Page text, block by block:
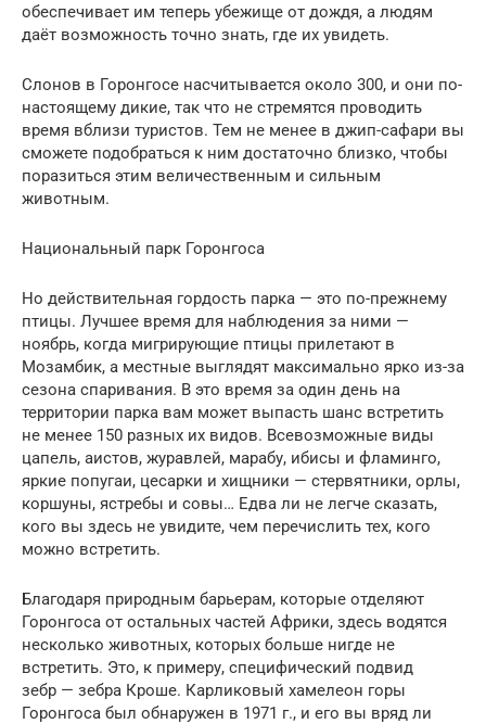
обеспечивает им теперь убежище от дождя, а людям
даёт возможность точно знать, где их увидеть.
Слонов в Горонгосе насчитывается около 300, и они по-
настоящему дикие, так что не стремятся проводить
время вблизи туристов. Тем не менее в джип-сафари вы
сможете подобраться к ним достаточно близко, чтобы
поразиться этим величественным и сильным
животным.
Национальный парк Горонгоса
Но действительная гордость парка — это по-прежнему
птицы. Лучшее время для наблюдения за ними —
ноябрь, когда мигрирующие птицы прилетают в
Мозамбик, а местные выглядят максимально ярко из-за
сезона спаривания. В это время за один день на
территории парка вам может выпасть шанс встретить
не менее 150 разных их видов. Всевозможные виды
цапель, аистов, журавлей, марабу, ибисы и фламинго,
яркие попугаи, цесарки и хищники — стервятники, орлы,
коршуны, ястребы и совы… Едва ли не легче сказать,
кого вы здесь не увидите, чем перечислить тех, кого
можно встретить.
Благодаря природным барьерам, которые отделяют
Горонгоса от остальных частей Африки, здесь водятся
несколько животных, которых больше нигде не
встретить. Это, к примеру, специфический подвид
зебр — зебра Кроше. Карликовый хамелеон горы
Горонгоса был обнаружен в 1971 г., и его вы вряд ли